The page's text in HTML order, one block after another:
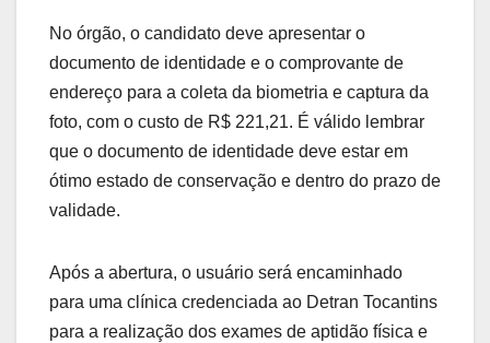
No órgão, o candidato deve apresentar o
documento de identidade e o comprovante de
endereço para a coleta da biometria e captura da
foto, com o custo de R$ 221,21. É válido lembrar
que o documento de identidade deve estar em
ótimo estado de conservação e dentro do prazo de
validade.
Após a abertura, o usuário será encaminhado
para uma clínica credenciada ao Detran Tocantins
para a realização dos exames de aptidão física e